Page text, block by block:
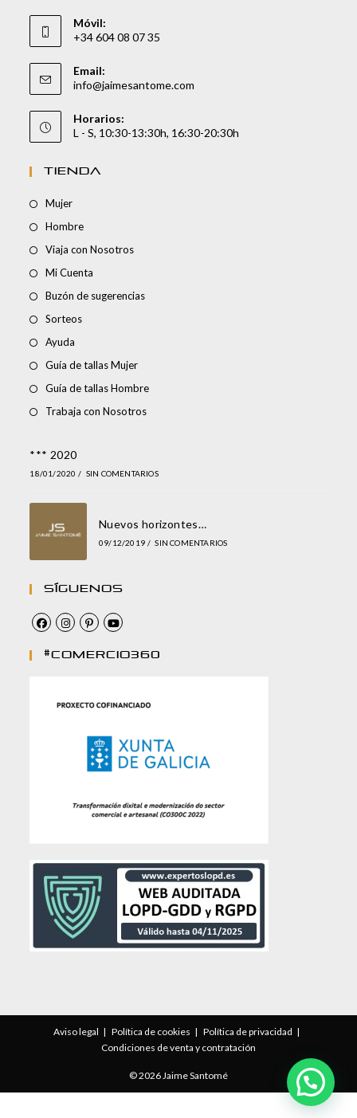
Móvil:
+34 604 08 07 35
Email:
info@jaimesantome.com
Horarios:
L - S, 10:30-13:30h, 16:30-20:30h
TIENDA
Mujer
Hombre
Viaja con Nosotros
Mi Cuenta
Buzón de sugerencias
Sorteos
Ayuda
Guía de tallas Mujer
Guía de tallas Hombre
Trabaja con Nosotros
*** 2020
18/01/2020 / SIN COMENTARIOS
Nuevos horizontes…
09/12/2019 / SIN COMENTARIOS
Síguenos
#comercio360
Aviso legal Política de cookies
Política de privacidad
Condiciones de venta y contratación
© 2026 Jaime Santomé